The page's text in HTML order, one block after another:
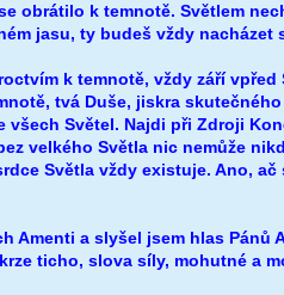
obrátilo k temnotě. Světlem
jasu, ty budeš vždy
k temnotě, vždy září vpřed
tvá Duše, jiskra
všech Světel. Najdi při Zdroji
velkého Světla nic nemůže
Světla vždy existuje. Ano,
Amenti a slyšel jsem hlas Pánů
ticho, slova síly, mohutné a